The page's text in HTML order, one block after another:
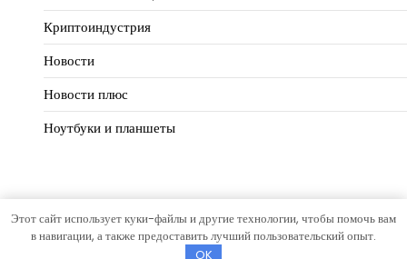
Криптоиндустрия
Новости
Новости плюс
Ноутбуки и планшеты
Copyright © 2026Деньги работаютТема Open News от
Этот сайт использует куки-файлы и другие технологии, чтобы помочь вам
в навигации, а также предоставить лучший пользовательский опыт.
OK